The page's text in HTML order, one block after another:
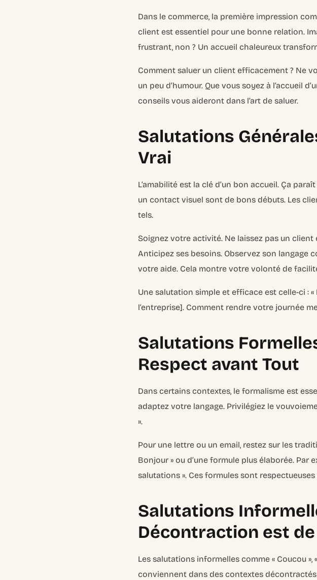
Dans le commerce, la première impression
client est essentiel pour une bonne relation.
frustrant, non ? Un accueil chaleureux
Comment saluer un client efficacement ? Ne
un peu d’humour. Que vous soyez à l’accueil
conseils vous aideront dans l’art de saluer.
Salutations
Vrai
L’amabilité est la clé d’un bon accueil. Ça
un contact visuel sont de bons débuts. Les
tels.
Soignez votre activité. Ne laissez pas un
Anticipez ses besoins. Observez son langage
votre aide. Cela montre votre volonté de
Une salutation simple et efficace est celle-ci :
l’entreprise]. Comment rendre votre journée
Salutations
Respect avant Tout
Dans certains contextes, le formalisme est
adaptez votre langage. Privilégiez le
».
Pour une lettre ou un email, restez sur les
Bonjour » ou d’une formule plus élaborée. Par
salutations ». Ces formules sont
Salutations
Décontraction est
Les salutations informelles comme « Coucou »,
conviennent dans des contextes